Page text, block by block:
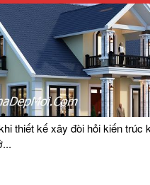
thiết kế xây đòi hỏi kiến trúc